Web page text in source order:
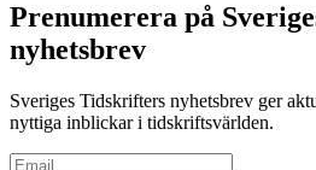
Prenumerera på
nyhetsbrev
Sveriges Tidskrifters nyhetsbrev ger
nyttiga inblickar i tidskriftsvärlden.